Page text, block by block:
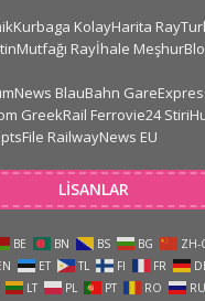
KolayHarita
Rayİhale
BlauBahn
GreekRail Ferrovie24
RailwayNews EU
LISANLAR
BE BN BS BG ZH-
ET TL FI FR
LT PL PT RO RU